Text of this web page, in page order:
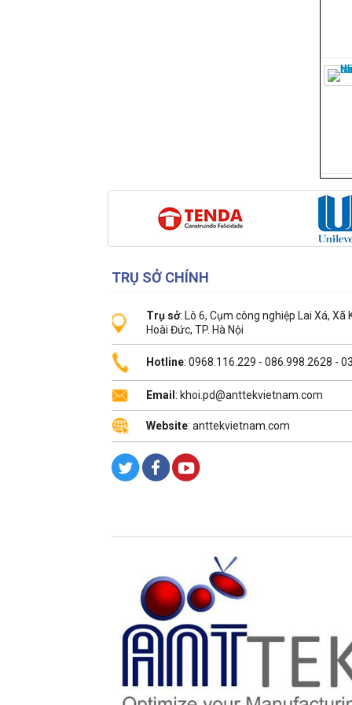
TRỤ SỞ CHÍNH
Trụ sở: Lô 6, Cụm công nghiệp Lai Xá, Xã
Hoài Đức, TP. Hà Nội
Hotline: 0968.116.229 - 086.998.2628 -
Email : khoi.pd@anttekvietnam.com
Website: anttekvietnam.com